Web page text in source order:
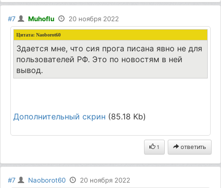
#7 Muhoflu 20 ноября 2022
Цитата:Naoborot60
Здается мне, что сия прога писана явно не для
пользователей РФ. Это по новостям в ней
вывод.
Дополнительный скрин (85.18 Kb)
1 ответить
#7 Naoborot60 20 ноября 2022